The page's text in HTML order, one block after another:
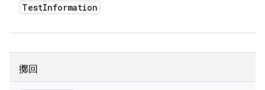
TestInformation
擲回